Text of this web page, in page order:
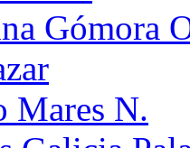
Gómora
Mares N.